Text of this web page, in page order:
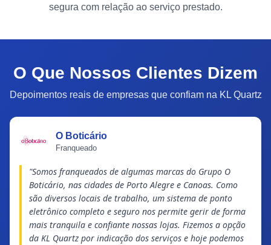
segura com relação ao serviço prestado.
O Que Nossos Clientes Dizem
Depoimentos reais de empresas que confiam na KL Quartz
O Boticário
Franqueado
"Somos franqueados de algumas marcas do Grupo O
Boticário, nas cidades de Porto Alegre e Canoas. Como
são diversos locais de trabalho, um sistema de ponto
eletrônico completo e seguro nos permite gerir de forma
mais tranquila e confiante nossas lojas. Fizemos a opção
da KL Quartz por indicação dos serviços e hoje podemos